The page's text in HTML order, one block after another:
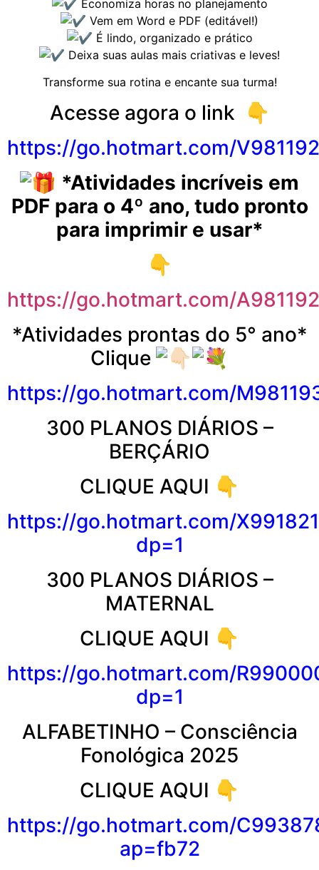
Economiza horas no planejamento
Vem em Word e PDF (editável!)
É lindo, organizado e prático
Deixa suas aulas mais criativas e leves!
Transforme sua rotina e encante sua turma!
Acesse agora o link 👇
https://go.hotmart.com/
*Atividades incríveis em
PDF para o 4º ano, tudo pronto
para imprimir e usar*
👇
https://go.hotmart.com/
*Atividades prontas do 5° ano*
Clique
https://go.hotmart.com/
300 PLANOS DIÁRIOS –
BERÇÁRIO
CLIQUE AQUI 👇
https://go.hotmart.com/
dp=1
300 PLANOS DIÁRIOS –
MATERNAL
CLIQUE AQUI 👇
https://go.hotmart.com/
dp=1
ALFABETINHO – Consciência
Fonológica 2025
CLIQUE AQUI 👇
https://go.hotmart.com/
ap=fb72